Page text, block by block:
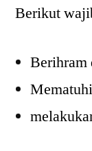
Berikut